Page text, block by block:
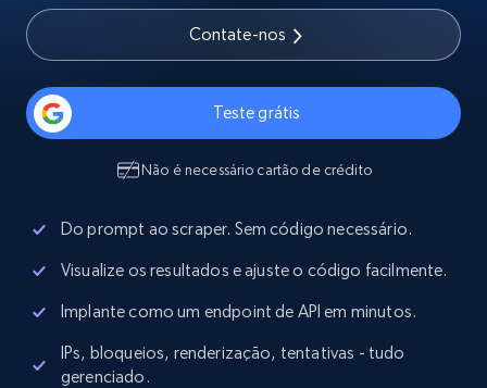
Contate-nos
Teste grátis
Não é necessário cartão de crédito
Do prompt ao scraper. Sem código necessário.
Visualize os resultados e ajuste o código facilmente.
Implante como um endpoint de API em minutos.
IPs, bloqueios, renderização, tentativas - tudo
gerenciado.